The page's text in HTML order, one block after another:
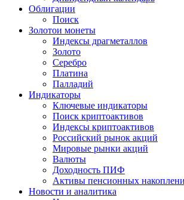
Облигации
Поиск
Золотои монеты
Индексы драгметаллов
Золото
Серебро
Платина
Палладий
Индикаторы
Ключевые индикаторы
Поиск криптоактивов
Индексы криптоактивов
Российский рынок акций
Мировые рынки акций
Валюты
Доходность ПИФ
Активы пенсионных
Новости и аналитика